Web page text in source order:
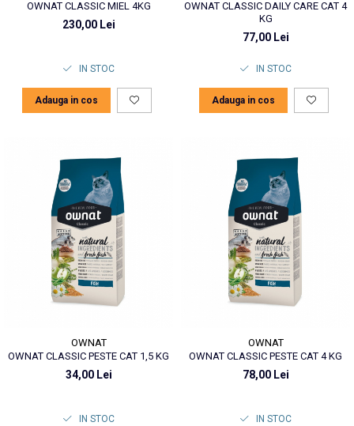
OWNAT CLASSIC MIEL 4KG
230,00 Lei
IN STOC
Adauga in cos
OWNAT CLASSIC DAILY CARE CAT 4
KG
77,00 Lei
IN STOC
Adauga in cos
OWNAT
OWNAT CLASSIC PESTE CAT 1,5 KG
34,00 Lei
IN STOC
OWNAT
OWNAT CLASSIC PESTE CAT 4 KG
78,00 Lei
IN STOC